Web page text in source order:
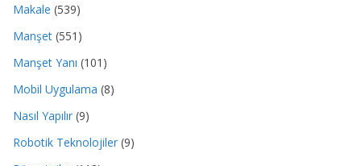
Makale (539)
Manşet (551)
Manşet Yanı (101)
Mobil Uygulama (8)
Nasıl Yapılır (9)
Robotik Teknolojiler (9)